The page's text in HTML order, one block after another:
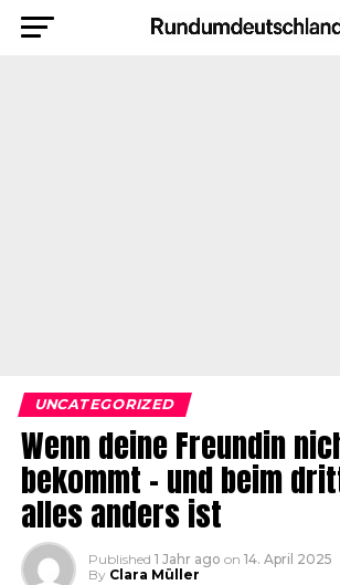
UNCATEGORIZED
Wenn deine Freundin
bekommt – und beim
alles anders ist
Published 1 Jahr ago on 14. April 2025
By Clara Müller